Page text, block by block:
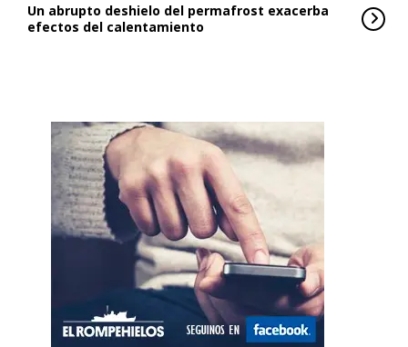
Un abrupto deshielo del permafrost exacerba
efectos del calentamiento